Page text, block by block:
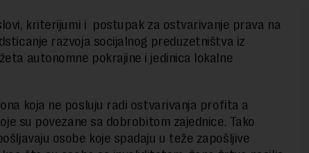
kriterijumi i postupak za ostvarivanje prava na
razvoja socijalnog preduzetništva iz
autonomne pokrajine i jedinica lokalne
koja ne posluju radi ostvarivanja profita a
su povezane sa dobrobitom zajednice. Tako
osobe koje spadaju u teže zapošljive